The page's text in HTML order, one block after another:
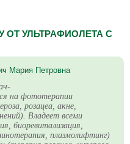
ОТ УЛЬТРАФИОЛЕТА С
Мария Петровна
на фототерапии
розацеа, акне,
Владеет всеми
биоревитализация,
плазмолифтинг)